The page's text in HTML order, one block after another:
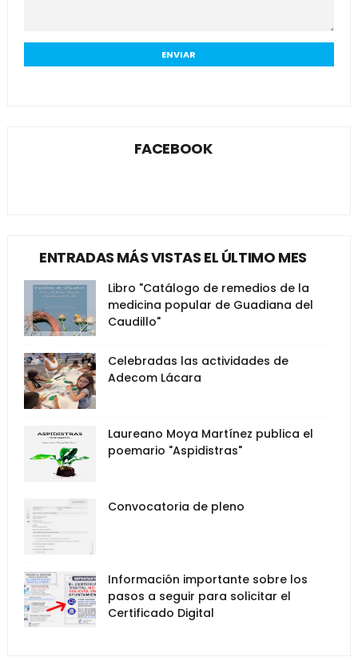
FACEBOOK
ENTRADAS MÁS VISTAS EL ÚLTIMO MES
Libro "Catálogo de remedios de la
medicina popular de Guadiana del
Caudillo"
Celebradas las actividades de
Adecom Lácara
Laureano Moya Martínez publica el
poemario "Aspidistras"
Convocatoria de pleno
Información importante sobre los
pasos a seguir para solicitar el
Certificado Digital